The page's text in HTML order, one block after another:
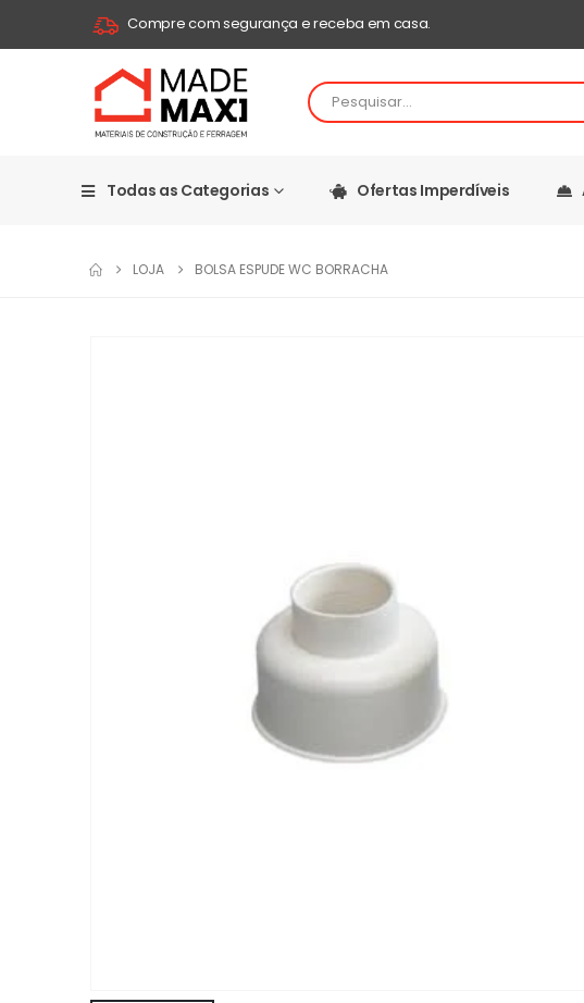
Compre com segurança e receba em casa.
Todas as Categorias Ofertas Imperdíveis
LOJA BOLSA ESPUDE WC BORRACHA